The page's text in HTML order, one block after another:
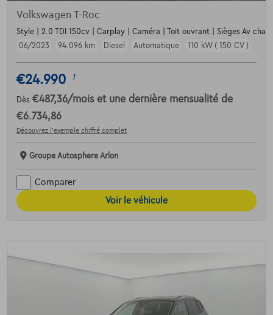
Volkswagen T-Roc
Style | 2.0 TDI 150cv | Carplay | Caméra | Toit ouvrant | Sièges Av
06/2023
94.096 km Diesel Automatique 110 kW ( 150 CV )
€24.990 1
Dès €487,36/mois et une dernière mensualité de
€6.734,86
Découvrez l’exemple chiffré complet
Groupe Autosphere Arlon
Comparer
Voir le véhicule